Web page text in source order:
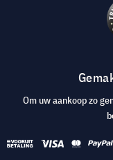
Om uw aankoop zo